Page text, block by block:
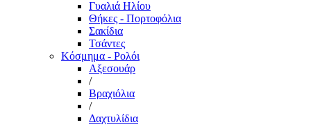
Γυαλιά Ηλίου
Θήκες - Πορτοφόλια
Σακίδια
Τσάντες
Κόσμημα - Ρολόι
Αξεσουάρ
/
Βραχιόλια
/
Δαχτυλίδια